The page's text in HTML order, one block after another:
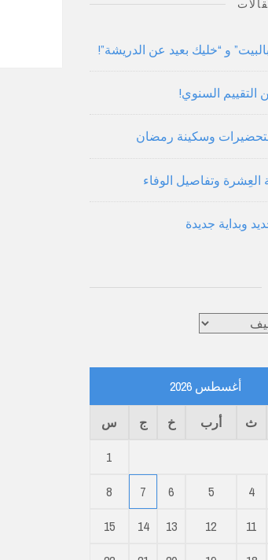
و “خليك بعيد عن الدريشة”!
السنوي!
وسكينة رمضان
العِشرة وتفاصيل الوفاء
أغسطس 2026
ث أرب خ ج
س
1
4
5
6
7
8
11
12
13
14
15